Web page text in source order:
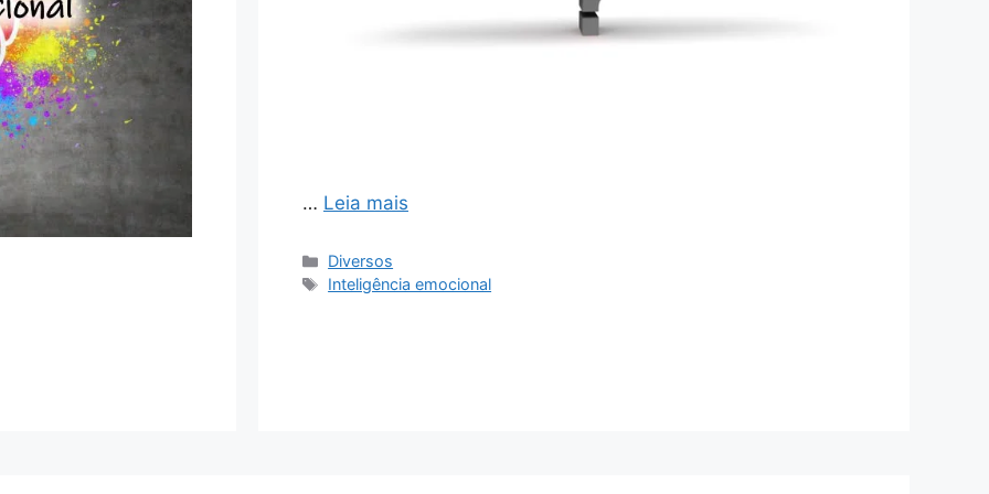
… Leia mais
Categorias
Diversos
Tags
Inteligência emocional